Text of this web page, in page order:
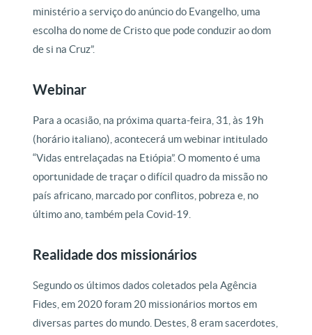
ministério a serviço do anúncio do Evangelho, uma
escolha do nome de Cristo que pode conduzir ao dom
de si na Cruz”.
Webinar
Para a ocasião, na próxima quarta-feira, 31, às 19h
(horário italiano), acontecerá um webinar intitulado
“Vidas entrelaçadas na Etiópia”. O momento é uma
oportunidade de traçar o difícil quadro da missão no
país africano, marcado por conflitos, pobreza e, no
último ano, também pela Covid-19.
Realidade dos missionários
Segundo os últimos dados coletados pela Agência
Fides, em 2020 foram 20 missionários mortos em
diversas partes do mundo. Destes, 8 eram sacerdotes,